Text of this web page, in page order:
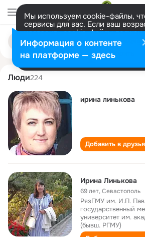
Мы используем cookie-файлы,
сервисы для вас. Если ваш
настроить cookie-файлы
представитель. Больше
Разрешить все Настроить
Поиск
людям
irina linkova
Люди224
ирина линькова
Добавить в друзья
Ирина Линькова
69 лет,Севастополь
РязГМУ им. И.П.
государственный
университет им.
(бывш. РГМУ)
Информация о контенте
на платформе — здесь